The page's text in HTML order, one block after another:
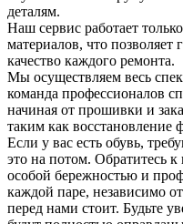
деталям.
Наш сервис работает
материалов, что позволяет
качество каждого ремонта.
Мы осуществляем весь
команда профессионалов
начиная от прошивки и
таким как восстановление
Если у вас есть обувь,
это на потом. Обратитесь
особой бережностью и
каждой паре, независимо
перед нами стоит. Будьте